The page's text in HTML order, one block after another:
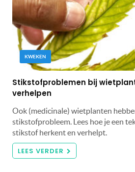
KWEKEN
Stikstofproblemen bij
verhelpen
Ook (medicinale) wietplanten
stikstofprobleem. Lees hoe je een
stikstof herkent en verhelpt.
LEES VERDER